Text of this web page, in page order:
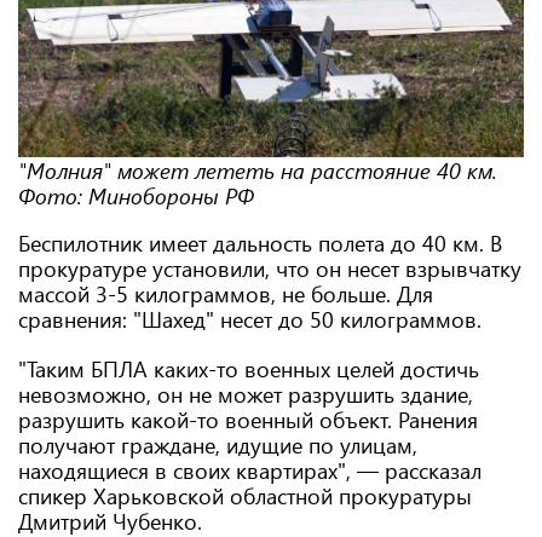
"Молния" может лететь на расстояние 40 км.
Фото: Минобороны РФ
Беспилотник имеет дальность полета до 40 км. В
прокуратуре установили, что он несет взрывчатку
массой 3-5 килограммов, не больше. Для
сравнения: "Шахед" несет до 50 килограммов.
"Таким БПЛА каких-то военных целей достичь
невозможно, он не может разрушить здание,
разрушить какой-то военный объект. Ранения
получают граждане, идущие по улицам,
находящиеся в своих квартирах", — рассказал
спикер Харьковской областной прокуратуры
Дмитрий Чубенко.